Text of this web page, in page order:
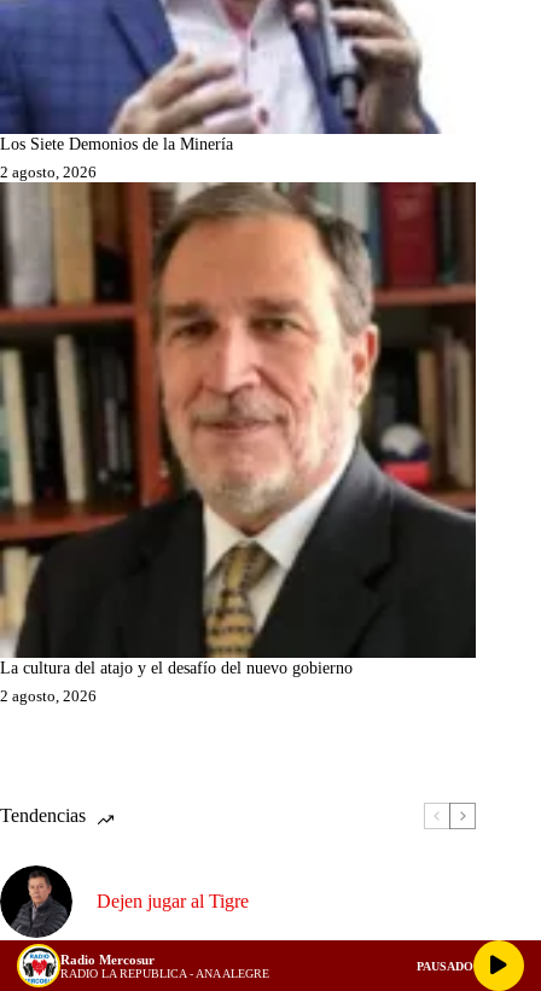
Los Siete Demonios de la Minería
2 agosto, 2026
La cultura del atajo y el desafío del nuevo gobierno
2 agosto, 2026
Tendencias
Dejen jugar al Tigre
La batalla por la Contraloría: las cinco cualidades
Radio Mercosur
RADIO LA REPUBLICA - ANA ALEGRE
PAUSADO